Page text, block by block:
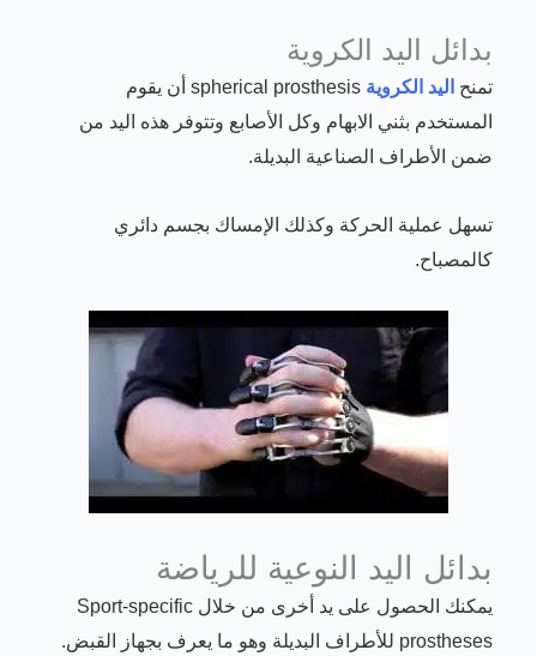
بدائل اليد الكروية
تمنح اليد الكروية
spherical prosthesis أن يقوم
المستخدم بثني الابهام وكل الأصابع وتتوفر هذه اليد من
ضمن الأطراف الصناعية البديلة.
تسهل عملية الحركة وكذلك الإمساك بجسم دائري
كالمصباح.
بدائل اليد النوعية للرياضة
يمكنك الحصول على يد أخرى من خلال Sport-specific
prostheses للأطراف البديلة وهو ما يعرف بجهاز القبض.